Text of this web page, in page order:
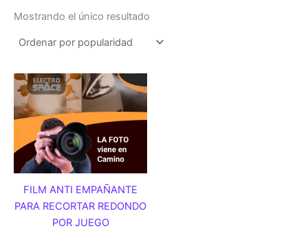
Mostrando el único resultado
FILM ANTI EMPAÑANTE
PARA RECORTAR REDONDO
POR JUEGO